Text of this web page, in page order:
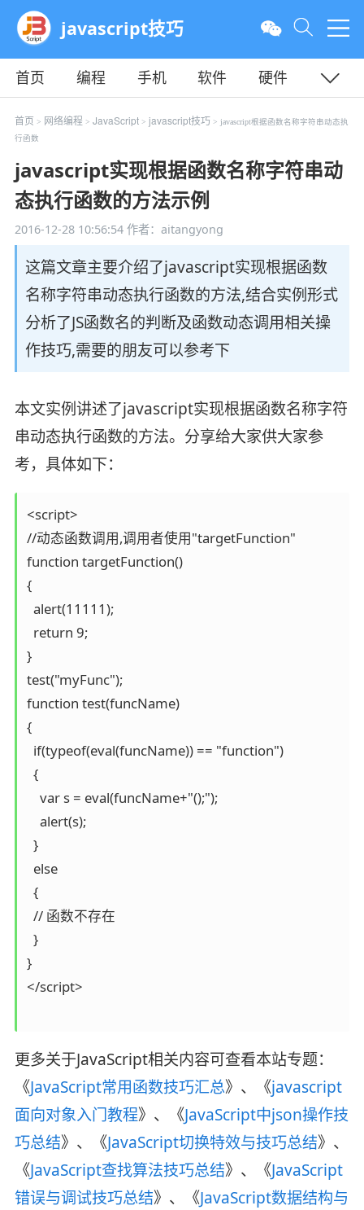
javascript技巧
首页 编程 手机 软件
硬件
教程
平面 服务器
首页 > 网络编程 > JavaScript> javascript技巧 > javascript根据函数名称字符串动态执
行函数
javascript实现根据函数名称字符串动
态执行函数的方法示例
2016-12-28 10:56:54作者：aitangyong
这篇文章主要介绍了javascript实现根据函数
名称字符串动态执行函数的方法,结合实例形式
分析了JS函数名的判断及函数动态调用相关操
作技巧,需要的朋友可以参考下
本文实例讲述了javascript实现根据函数名称字符
串动态执行函数的方法。分享给大家供大家参
考，具体如下：
<script>
//动态函数调用,调用者使用"targetFunction"
function targetFunction()
{
  alert(11111);
  return 9;
}
test("myFunc");
function test(funcName)
{
  if(typeof(eval(funcName)) == "function")
  {
    var s = eval(funcName+"();");
    alert(s);
  }
  else
  {
  // 函数不存在
  }
}
</script>
更多关于JavaScript相关内容可查看本站专题：
《JavaScript常用函数技巧汇总》、《javascript
面向对象入门教程》、《JavaScript中json操作技
巧总结》、《JavaScript切换特效与技巧总结》、
《JavaScript查找算法技巧总结》、《JavaScript
错误与调试技巧总结》、《JavaScript数据结构与